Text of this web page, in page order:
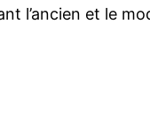
l’ancien et le